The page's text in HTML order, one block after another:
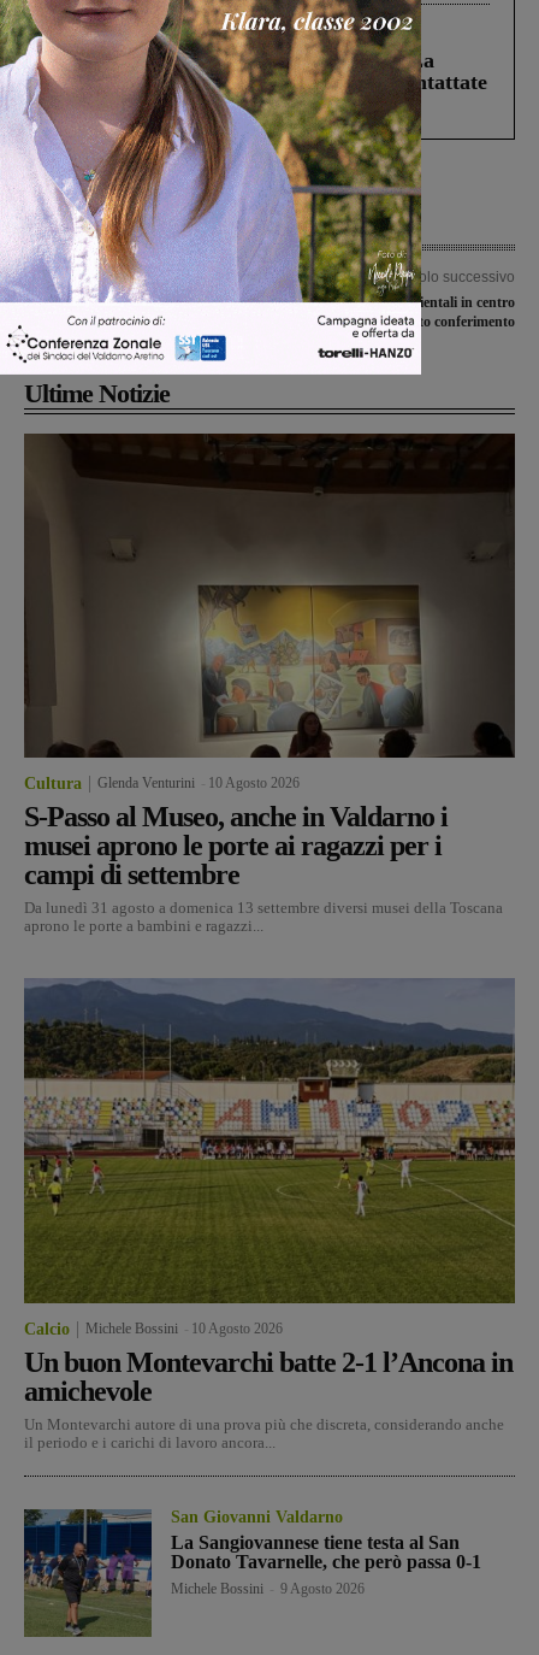
Cronaca 5 Agosto 2026
Continuano le ricerche di Miah Billal. La
Prefettura: “In caso di avvistamento contattate
il 112”
Articolo precedente
Covid-19, 15 i nuovi casi positivi tra
Valdarno aretino e fiorentino
Articolo successivo
Rifiuti, ispettori ambientali in centro
per verificare il corretto conferimento
Ultime Notizie
Cultura Glenda Venturini 10 Agosto 2026
S-Passo al Museo, anche in Valdarno i
musei aprono le porte ai ragazzi per i
campi di settembre
Da lunedì 31 agosto a domenica 13 settembre diversi musei della Toscana
aprono le porte a bambini e ragazzi...
Calcio Michele Bossini 10 Agosto 2026
Un buon Montevarchi batte 2-1 l’Ancona in
amichevole
Un Montevarchi autore di una prova più che discreta, considerando anche
il periodo e i carichi di lavoro ancora...
San Giovanni Valdarno
La Sangiovannese tiene testa al San
Donato Tavarnelle, che però passa 0-1
Michele Bossini 9 Agosto 2026